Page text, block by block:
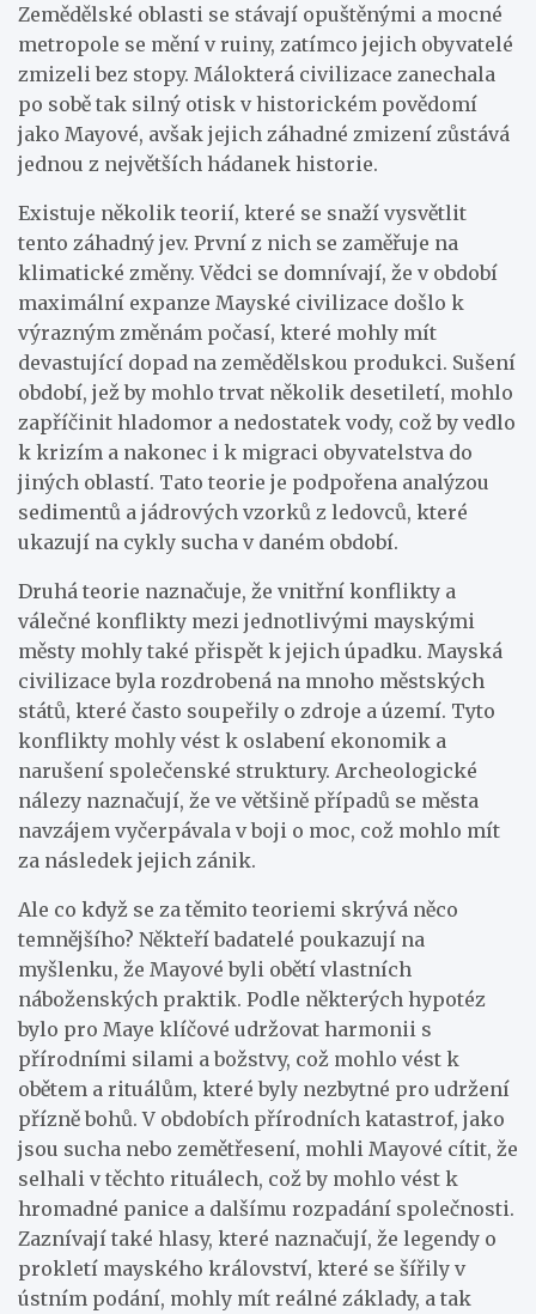
Zemědělské oblasti se stávají opuštěnými a mocné
metropole se mění v ruiny, zatímco jejich obyvatelé
zmizeli bez stopy. Málokterá civilizace zanechala
po sobě tak silný otisk v historickém povědomí
jako Mayové, avšak jejich záhadné zmizení zůstává
jednou z největších hádanek historie.
Existuje několik teorií, které se snaží vysvětlit
tento záhadný jev. První z nich se zaměřuje na
klimatické změny. Vědci se domnívají, že v období
maximální expanze Mayské civilizace došlo k
výrazným změnám počasí, které mohly mít
devastující dopad na zemědělskou produkci. Sušení
období, jež by mohlo trvat několik desetiletí, mohlo
zapříčinit hladomor a nedostatek vody, což by vedlo
k krizím a nakonec i k migraci obyvatelstva do
jiných oblastí. Tato teorie je podpořena analýzou
sedimentů a jádrových vzorků z ledovců, které
ukazují na cykly sucha v daném období.
Druhá teorie naznačuje, že vnitřní konflikty a
válečné konflikty mezi jednotlivými mayskými
městy mohly také přispět k jejich úpadku. Mayská
civilizace byla rozdrobená na mnoho městských
států, které často soupeřily o zdroje a území. Tyto
konflikty mohly vést k oslabení ekonomik a
narušení společenské struktury. Archeologické
nálezy naznačují, že ve většině případů se města
navzájem vyčerpávala v boji o moc, což mohlo mít
za následek jejich zánik.
Ale co když se za těmito teoriemi skrývá něco
temnějšího? Někteří badatelé poukazují na
myšlenku, že Mayové byli obětí vlastních
náboženských praktik. Podle některých hypotéz
bylo pro Maye klíčové udržovat harmonii s
přírodními silami a božstvy, což mohlo vést k
obětem a rituálům, které byly nezbytné pro udržení
přízně bohů. V obdobích přírodních katastrof, jako
jsou sucha nebo zemětřesení, mohli Mayové cítit, že
selhali v těchto rituálech, což by mohlo vést k
hromadné panice a dalšímu rozpadání společnosti.
Zaznívají také hlasy, které naznačují, že legendy o
prokletí mayského království, které se šířily v
ústním podání, mohly mít reálné základy, a tak